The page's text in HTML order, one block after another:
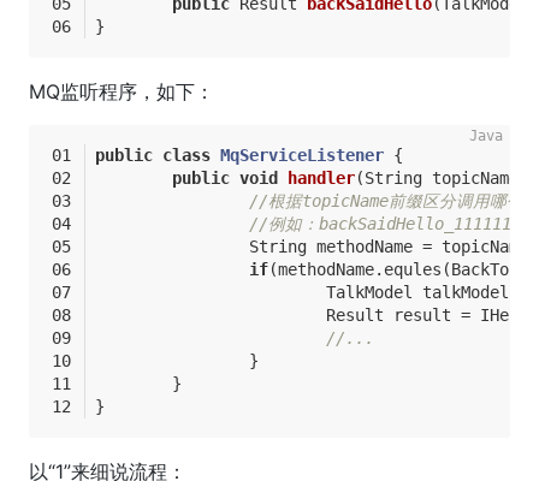
}
MQ监听程序，如下：
public class MqServiceListener {
public void handler(String topicName)
//根据topicName前缀区分调用哪个
//例如：
String methodName =
if
TalkModel talkModel
Result result =
//...
		}
	}
}
以“1”来细说流程：